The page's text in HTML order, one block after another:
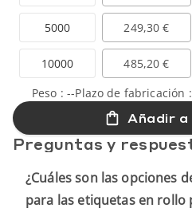
5000
10000
249,30 €
485,20 €
Peso :--Plazo de fabricación :
Añadir
Preguntas y
¿Cuáles son las opciones
para las etiquetas en rollo